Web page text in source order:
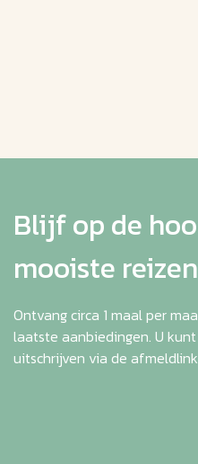
Blijf op de
mooiste reizen
Ontvang circa 1 maal per
laatste aanbiedingen. U
uitschrijven via de